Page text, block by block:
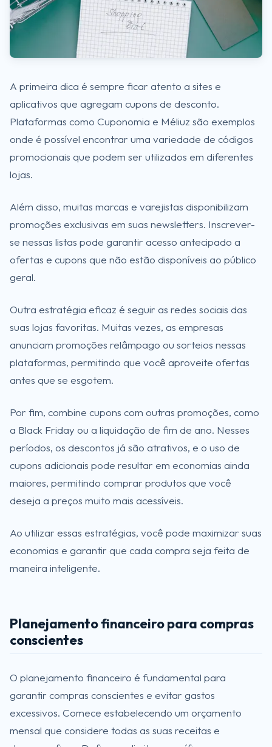
A primeira dica é sempre ficar atento a sites e
aplicativos que agregam cupons de desconto.
Plataformas como Cuponomia e Méliuz são exemplos
onde é possível encontrar uma variedade de códigos
promocionais que podem ser utilizados em diferentes
lojas.
Além disso, muitas marcas e varejistas disponibilizam
promoções exclusivas em suas newsletters. Inscrever-
se nessas listas pode garantir acesso antecipado a
ofertas e cupons que não estão disponíveis ao público
geral.
Outra estratégia eficaz é seguir as redes sociais das
suas lojas favoritas. Muitas vezes, as empresas
anunciam promoções relâmpago ou sorteios nessas
plataformas, permitindo que você aproveite ofertas
antes que se esgotem.
Por fim, combine cupons com outras promoções, como
a Black Friday ou a liquidação de fim de ano. Nesses
períodos, os descontos já são atrativos, e o uso de
cupons adicionais pode resultar em economias ainda
maiores, permitindo comprar produtos que você
deseja a preços muito mais acessíveis.
Ao utilizar essas estratégias, você pode maximizar suas
economias e garantir que cada compra seja feita de
maneira inteligente.
Planejamento financeiro para compras
conscientes
O planejamento financeiro é fundamental para
garantir compras conscientes e evitar gastos
excessivos. Comece estabelecendo um orçamento
mensal que considere todas as suas receitas e